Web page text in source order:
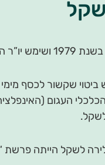
שקל
עד ינואר 2012.
ביטוי שקשור לכסף
לשקל הייתה פרשת